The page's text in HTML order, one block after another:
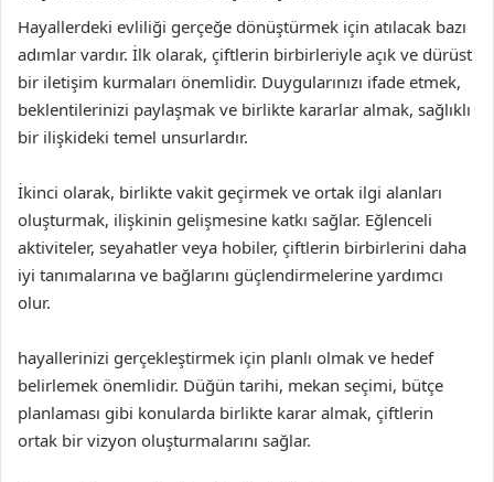
Hayallerdeki evliliği gerçeğe dönüştürmek için atılacak bazı
adımlar vardır. İlk olarak, çiftlerin birbirleriyle açık ve dürüst
bir iletişim kurmaları önemlidir. Duygularınızı ifade etmek,
beklentilerinizi paylaşmak ve birlikte kararlar almak, sağlıklı
bir ilişkideki temel unsurlardır.
İkinci olarak, birlikte vakit geçirmek ve ortak ilgi alanları
oluşturmak, ilişkinin gelişmesine katkı sağlar. Eğlenceli
aktiviteler, seyahatler veya hobiler, çiftlerin birbirlerini daha
iyi tanımalarına ve bağlarını güçlendirmelerine yardımcı
olur.
hayallerinizi gerçekleştirmek için planlı olmak ve hedef
belirlemek önemlidir. Düğün tarihi, mekan seçimi, bütçe
planlaması gibi konularda birlikte karar almak, çiftlerin
ortak bir vizyon oluşturmalarını sağlar.